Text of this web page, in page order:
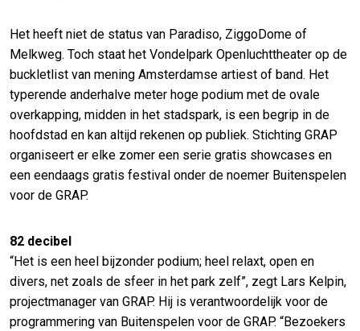
Het heeft niet de status van Paradiso, ZiggoDome of
Melkweg. Toch staat het Vondelpark Openluchttheater op de
buckletlist van mening Amsterdamse artiest of band. Het
typerende anderhalve meter hoge podium met de ovale
overkapping, midden in het stadspark, is een begrip in de
hoofdstad en kan altijd rekenen op publiek. Stichting GRAP
organiseert er elke zomer een serie gratis showcases en
een eendaags gratis festival onder de noemer Buitenspelen
voor de GRAP.
82 decibel
“Het is een heel bijzonder podium; heel relaxt, open en
divers, net zoals de sfeer in het park zelf”, zegt Lars Kelpin,
projectmanager van GRAP. Hij is verantwoordelijk voor de
programmering van Buitenspelen voor de GRAP. “Bezoekers